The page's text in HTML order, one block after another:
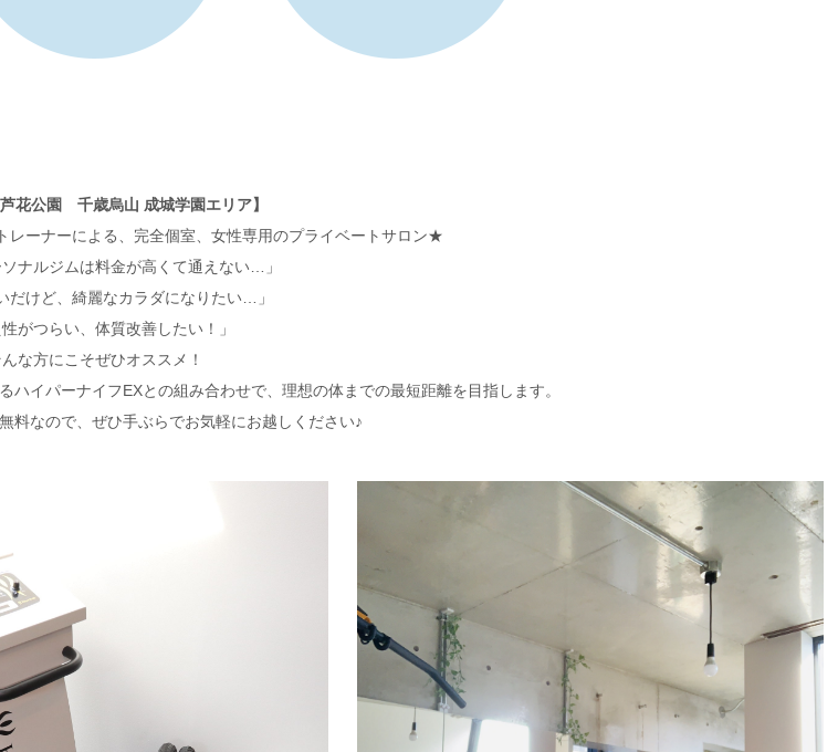
花公園 千歳烏山 成城学園エリア】
レーナーによる、完全個室、女性専用のプライベートサロン★
ソナルジムは料金が高くて通えない…」
だけど、綺麗なカラダになりたい…」
性がつらい、体質改善したい！」
な方にこそぜひオススメ！
ハイパーナイフEXとの組み合わせで、理想の体までの最短距離を目指します。
料なので、ぜひ手ぶらでお気軽にお越しください♪